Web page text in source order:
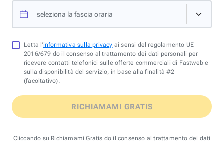
seleziona la fascia oraria
Letta l'informativa sulla privacy ai sensi del regolamento UE
2016/679 do il consenso al trattamento dei dati personali per
ricevere contatti telefonici sulle offerte commerciali di Fastweb e
sulla disponibilità del servizio, in base alla finalità #2
(facoltativo).
RICHIAMAMI GRATIS
Cliccando su Richiamami Gratis do il consenso al trattamento dei dati